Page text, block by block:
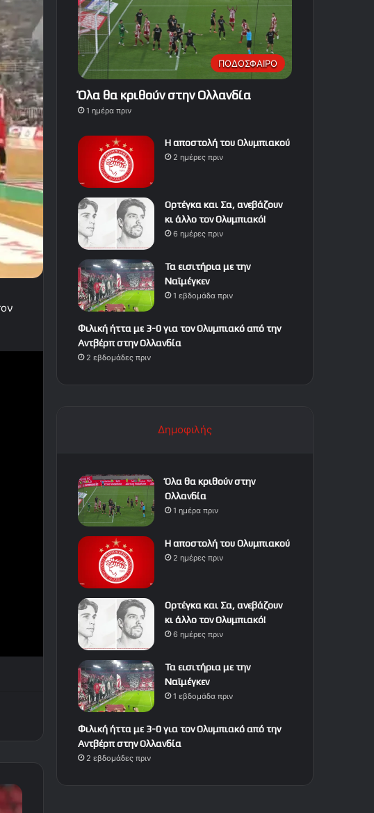
ΠΟΔΟΣΦΑΙΡΟ
Όλα θα κριθούν στην Ολλανδία
1 ημέρα πριν
Η αποστολή του Ολυμπιακού
2 ημέρες πριν
Ορτέγκα και Σα, ανεβάζουν
κι άλλο τον Ολυμπιακό!
6 ημέρες πριν
Τα εισιτήρια με την
Ναϊμέγκεν
1 εβδομάδα πριν
Φιλική ήττα με 3-0 για τον Ολυμπιακό από την
Αντβέρπ στην Ολλανδία
2 εβδομάδες πριν
Δημοφιλής
Όλα θα κριθούν στην
Ολλανδία
1 ημέρα πριν
Η αποστολή του Ολυμπιακού
2 ημέρες πριν
Ορτέγκα και Σα, ανεβάζουν
κι άλλο τον Ολυμπιακό!
6 ημέρες πριν
Τα εισιτήρια με την
Ναϊμέγκεν
1 εβδομάδα πριν
Φιλική ήττα με 3-0 για τον Ολυμπιακό από την
Αντβέρπ στην Ολλανδία
2 εβδομάδες πριν